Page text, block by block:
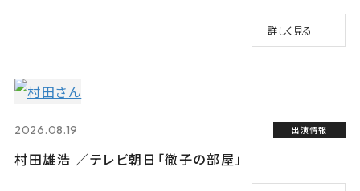
詳しく見る
2026.08.19 出演情報
村田雄浩 ／テレビ朝日「徹子の部屋」